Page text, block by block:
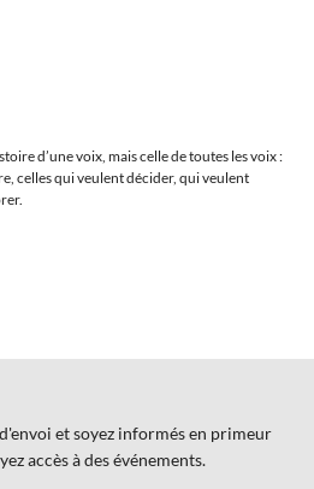
d’une voix, mais celle de toutes les voix :
celles qui veulent décider, qui veulent
et soyez informés en primeur
accès à des événements.